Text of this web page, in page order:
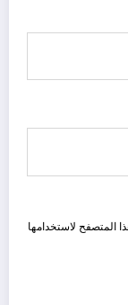
المتصفح لاستخدامها